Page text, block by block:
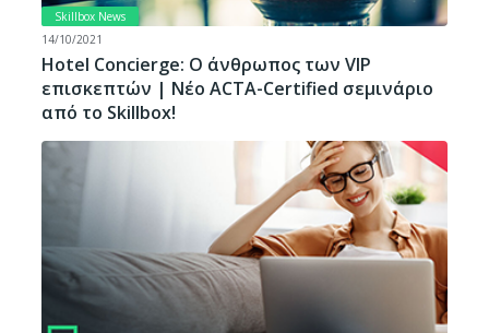
Skillbox News
14/10/2021
Hotel Concierge: Ο άνθρωπος των VIP
επισκεπτών | Νέο ACTA-Certified σεμινάριο
από το Skillbox!